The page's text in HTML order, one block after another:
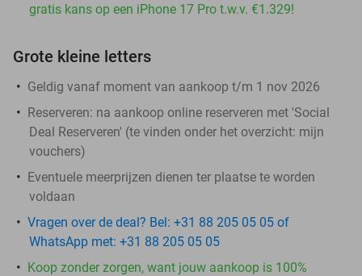
gratis kans op een iPhone 17 Pro t.w.v. €1.329!
Grote kleine letters
Geldig vanaf moment van aankoop t/m 1 nov 2026
Reserveren: na aankoop online reserveren met 'Social
Deal Reserveren' (te vinden onder het overzicht: mijn
vouchers)
Eventuele meerprijzen dienen ter plaatse te worden
voldaan
Vragen over de deal? Bel: +31 88 205 05 05 of
WhatsApp met: +31 88 205 05 05
Koop zonder zorgen, want jouw aankoop is 100%